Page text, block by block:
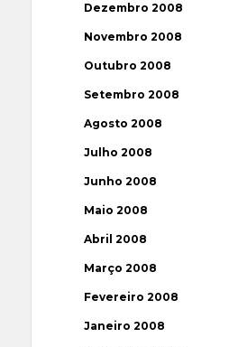
Dezembro 2008
Novembro 2008
Outubro 2008
Setembro 2008
Agosto 2008
Julho 2008
Junho 2008
Maio 2008
Abril 2008
Março 2008
Fevereiro 2008
Janeiro 2008